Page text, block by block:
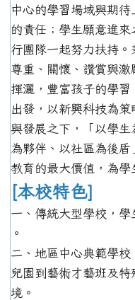
中心的學習場域與期
的責任；學生願意進
行團隊一起努力扶持
尊重、關懷、讚賞與
揮灑，豐富孩子的學
出發，以新興科技為
與發展之下，「以學
為夥伴、以社區為後
教育的最大價值，為學
[本校特色]
一、傳統大型學校，
。
二、地區中心典範學
兒園到藝術才藝班及
境。